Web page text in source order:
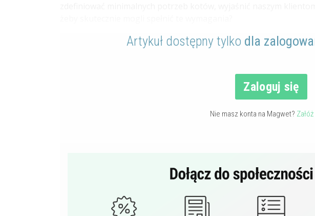
Artykuł dostępny tylko dla
Zaloguj się
Nie masz konta na Magwet?